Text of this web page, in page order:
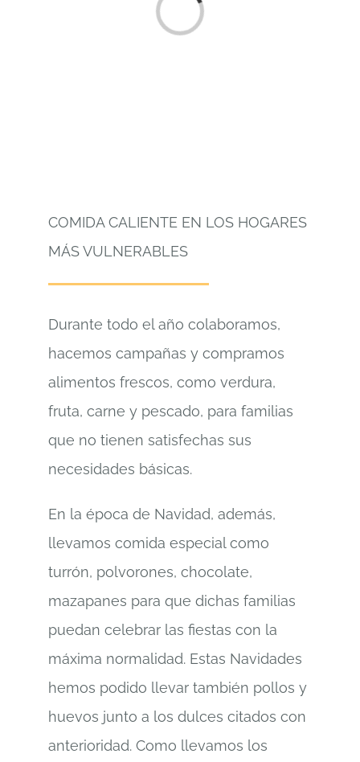
Cargando...
COMIDA CALIENTE EN LOS HOGARES
MÁS VULNERABLES
Durante todo el año colaboramos,
hacemos campañas y compramos
alimentos frescos, como verdura,
fruta, carne y pescado, para familias
que no tienen satisfechas sus
necesidades básicas.
En la época de Navidad, además,
llevamos comida especial como
turrón, polvorones, chocolate,
mazapanes para que dichas familias
puedan celebrar las fiestas con la
máxima normalidad. Estas Navidades
hemos podido llevar también pollos y
huevos junto a los dulces citados con
anterioridad. Como llevamos los